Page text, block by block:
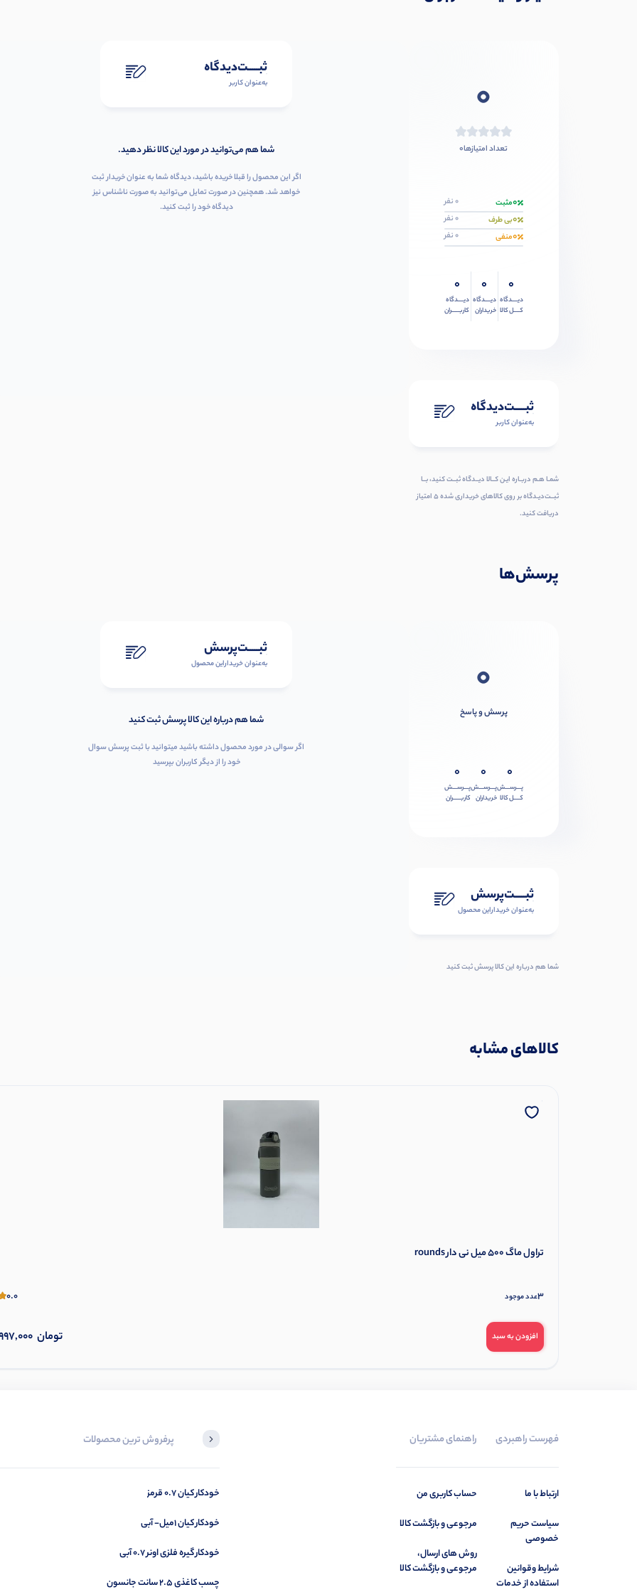
0
تعداد امتیازها0
0مثبت 0 نفر
0بی طرف 0 نفر
0منفی 0 نفر
0
دیــــدگاه
کــــل کالا
0
دیــــدگاه
خریداران
0
دیــــدگاه
کاربـــــران
ثبـــــت‌دیدگاه
به‌عنوان کاربر
شمـا هـم دربـاره ایـن کــالا دیــدگاه ثبــت کنید، بــا
ثبــت‌دیـدگاه بر روی کالاهای خریداری شده ۵ امتیاز
دریافت کنید.
ثبـــــت‌دیدگاه
به‌عنوان کاربر
شما هم می‌توانید در مورد این کالا نظر دهید.
اگر این محصول را قبلا خریده باشید، دیدگاه شما به عنوان خریدار ثبت
خواهد شد. همچنین در صورت تمایل می‌توانید به صورت ناشناس نیز
دیدگاه خود را ثبت کنید.
پرسش‌ها
0
پرسش و پاسخ
0
پـــرســـش
کــــل کالا
0
پـــرســـش
خریداران
0
پـــرســـش
کاربـــــران
ثبـــــت‌پرسش
به‌عنوان ‌خریدار‌این‌ محصول
شما هم درباره این کالا پرسش ثبت کنید
ثبـــــت‌پرسش
به‌عنوان ‌خریدار‌این‌ محصول
شما هم درباره این کالا پرسش ثبت کنید
اگر سوالی در مورد محصول داشته باشید میتوانید با ثبت پرسش سوال
خود را از دیگر کاربران بپرسید
کالاهای مشابه
تراول ماگ 500 میل نی دار rounds
3عدد موجود 0.0
افزودن به سبد تومان
فهرست راهبردی
ارتباط با ما
سیاست حریم
خصوصی
شرایط وقوانین
استفاده از خدمات
راهنمای مشتریان
حساب کاربری من
مرجوعی و بازگشت کالا
روش های ارسال،
مرجوعی و بازگشت کالا
پرفروش ترین محصولات
خودکار کیان 0.7 قرمز
خودکار کیان 1میل- آبی
خودکار گیره فلزی اونر 0.7 آبی
چسب کاغذی 2.5 سانت جانسون